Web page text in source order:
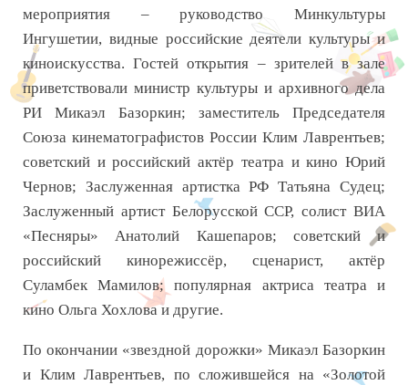
мероприятия – руководство Минкультуры
Ингушетии, видные российские деятели культуры и
киноискусства. Гостей открытия – зрителей в зале
приветствовали министр культуры и архивного дела
РИ Микаэл Базоркин; заместитель Председателя
Союза кинематографистов России Клим Лаврентьев;
советский и российский актёр театра и кино Юрий
Чернов; Заслуженная артистка РФ Татьяна Судец;
Заслуженный артист Белорусской ССР, солист ВИА
«Песняры» Анатолий Кашепаров; советский и
российский кинорежиссёр, сценарист, актёр
Суламбек Мамилов; популярная актриса театра и
кино Ольга Хохлова и другие.
По окончании «звездной дорожки» Микаэл Базоркин
и Клим Лаврентьев, по сложившейся на «Золотой